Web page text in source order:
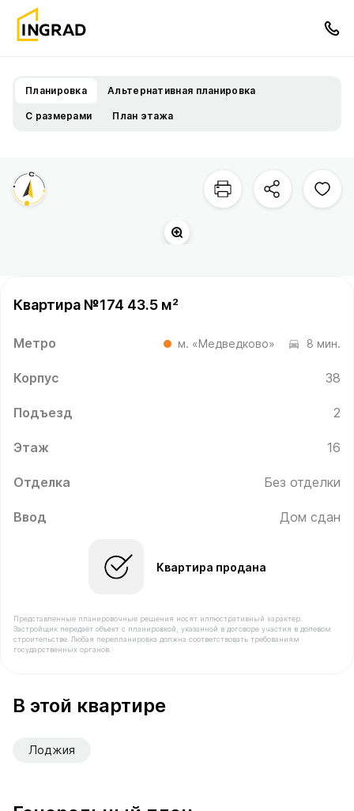
Планировка Альтернативная планировка
С размерами План этажа
Квартира №174 43.5 м²
Метро м. «Медведково» 8 мин.
Корпус 38
Подъезд 2
Этаж 16
Отделка Без отделки
Ввод Дом сдан
Квартира продана
Представленные планировочные решения носят иллюстративный характер.
Застройщик передаёт объект с планировкой, указанной в договоре участия в долевом
строительстве. Любая перепланировка должна соответствовать требованиям
государственных органов.
В этой квартире
Лоджия